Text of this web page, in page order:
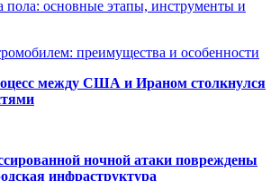
пола: основные этапы, инструменты и
преимущества и особенности
между США и Ираном столкнулся
ночной атаки повреждены
инфраструктура